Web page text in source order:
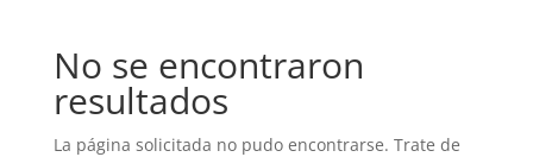
No se encontraron
resultados
La página solicitada no pudo encontrarse. Trate de